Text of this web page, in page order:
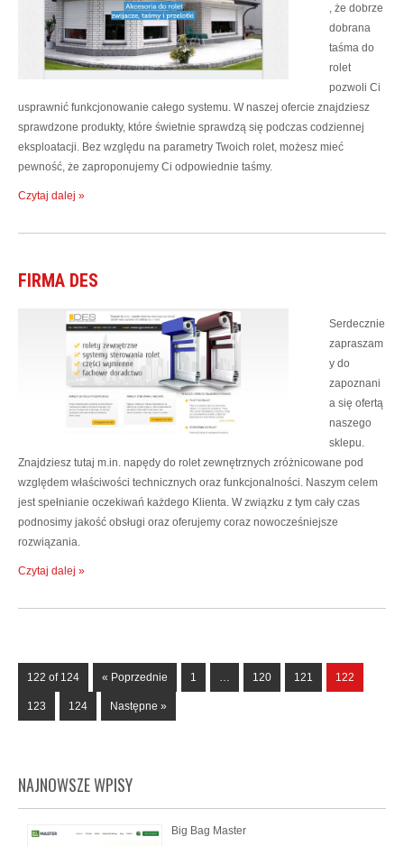
, że dobrze
dobrana
taśma do
rolet
pozwoli Ci
usprawnić funkcjonowanie całego systemu. W naszej ofercie znajdziesz
sprawdzone produkty, które świetnie sprawdzą się podczas codziennej
eksploatacji. Bez względu na parametry Twoich rolet, możesz mieć
pewność, że zaproponujemy Ci odpowiednie taśmy.
Czytaj dalej »
FIRMA DES
Serdecznie
zapraszam
y do
zapoznani
a się ofertą
naszego
sklepu.
Znajdziesz tutaj m.in. napędy do rolet zewnętrznych zróżnicowane pod
względem właściwości technicznych oraz funkcjonalności. Naszym celem
jest spełnianie oczekiwań każdego Klienta. W związku z tym cały czas
podnosimy jakość obsługi oraz oferujemy coraz nowocześniejsze
rozwiązania.
Czytaj dalej »
122 of 124 « Poprzednie 1 120 121 122
123 124 Następne »
NAJNOWSZE WPISY
Big Bag Master